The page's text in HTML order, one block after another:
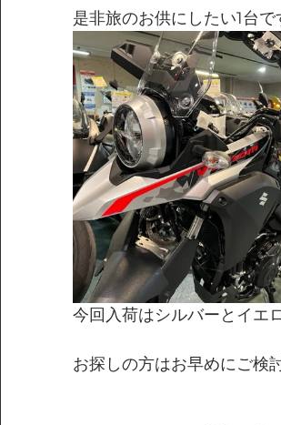
是非旅のお供にしたい1台で
今回入荷はシルバーとイエ
お探しの方はお早めにご検